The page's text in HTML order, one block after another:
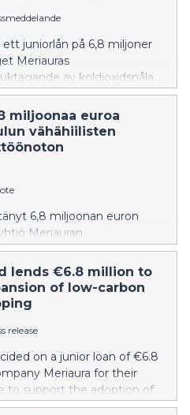
juniorlån på 6,8 miljoner
Meriauras
av koldioxidsnåla
fraktfarten har
med förnybara bränslen en
utsläppsminskningar inom
miljoonaa euroa
vähähiilisten
6,8 miljoonan euron
Meriauran
laivaratkaisujen
rahtiliikenteessä
tehokkaammilla
tietä
lends €6.8 million to
of low-carbon
release
on a junior loan of €6.8
Meriaura for their
to support the adoption of
In the emission-